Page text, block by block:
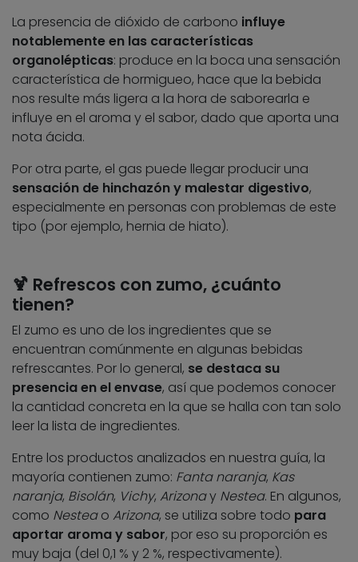
La presencia de dióxido de carbono influye
notablemente en las características
organolépticas: produce en la boca una sensación
característica de hormigueo, hace que la bebida
nos resulte más ligera a la hora de saborearla e
influye en el aroma y el sabor, dado que aporta una
nota ácida.
Por otra parte, el gas puede llegar producir una
sensación de hinchazón y malestar digestivo,
especialmente en personas con problemas de este
tipo (por ejemplo, hernia de hiato).
🍹 Refrescos con zumo, ¿cuánto
tienen?
El zumo es uno de los ingredientes que se
encuentran comúnmente en algunas bebidas
refrescantes. Por lo general, se destaca su
presencia en el envase, así que podemos conocer
la cantidad concreta en la que se halla con tan solo
leer la lista de ingredientes.
Entre los productos analizados en nuestra guía, la
mayoría contienen zumo: Fanta naranja, Kas
naranja, Bisolán, Vichy, Arizonay Nestea. En algunos,
como Nesteao Arizona, se utiliza sobre todo para
aportar aroma y sabor, por eso su proporción es
muy baja (del 0,1 % y 2 %, respectivamente).